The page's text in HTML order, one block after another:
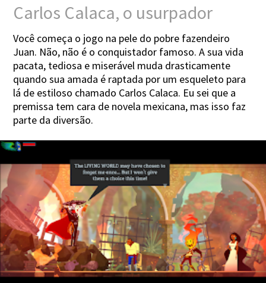
Carlos Calaca, o usurpador
Você começa o jogo na pele do pobre fazendeiro
Juan. Não, não é o conquistador famoso. A sua vida
pacata, tediosa e miserável muda drasticamente
quando sua amada é raptada por um esqueleto para
lá de estiloso chamado Carlos Calaca. Eu sei que a
premissa tem cara de novela mexicana, mas isso faz
parte da diversão.